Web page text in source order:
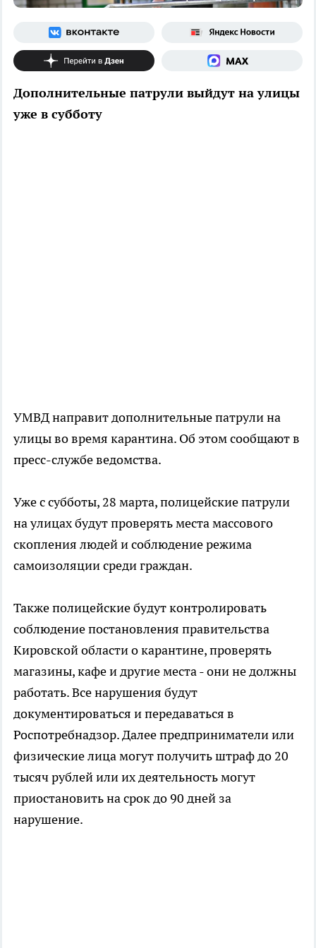
Дополнительные патрули выйдут на улицы
уже в субботу
УМВД направит дополнительные патрули на
улицы во время карантина. Об этом сообщают в
пресс-службе ведомства.
Уже с субботы, 28 марта, полицейские патрули
на улицах будут проверять места массового
скопления людей и соблюдение режима
самоизоляции среди граждан.
Также полицейские будут контролировать
соблюдение постановления правительства
Кировской области о карантине, проверять
магазины, кафе и другие места - они не должны
работать. Все нарушения будут
документироваться и передаваться в
Роспотребнадзор. Далее предприниматели или
физические лица могут получить штраф до 20
тысяч рублей или их деятельность могут
приостановить на срок до 90 дней за
нарушение.